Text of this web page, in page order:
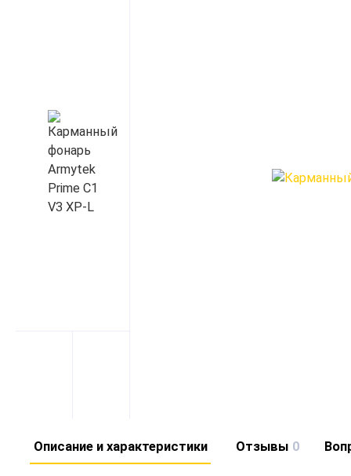
Описание и характеристики Отзывы 0